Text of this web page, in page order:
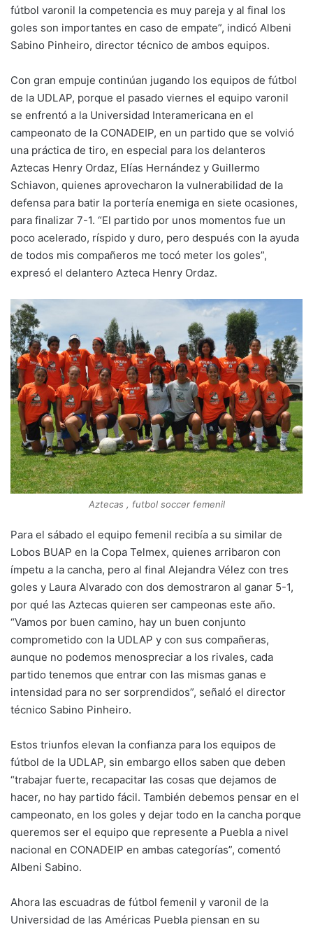
fútbol varonil la competencia es muy pareja y al final los
goles son importantes en caso de empate”, indicó Albeni
Sabino Pinheiro, director técnico de ambos equipos.
Con gran empuje continúan jugando los equipos de fútbol
de la UDLAP, porque el pasado viernes el equipo varonil
se enfrentó a la Universidad Interamericana en el
campeonato de la CONADEIP, en un partido que se volvió
una práctica de tiro, en especial para los delanteros
Aztecas Henry Ordaz, Elías Hernández y Guillermo
Schiavon, quienes aprovecharon la vulnerabilidad de la
defensa para batir la portería enemiga en siete ocasiones,
para finalizar 7-1. “El partido por unos momentos fue un
poco acelerado, ríspido y duro, pero después con la ayuda
de todos mis compañeros me tocó meter los goles”,
expresó el delantero Azteca Henry Ordaz.
Aztecas , futbol soccer femenil
Para el sábado el equipo femenil recibía a su similar de
Lobos BUAP en la Copa Telmex, quienes arribaron con
ímpetu a la cancha, pero al final Alejandra Vélez con tres
goles y Laura Alvarado con dos demostraron al ganar 5-1,
por qué las Aztecas quieren ser campeonas este año.
“Vamos por buen camino, hay un buen conjunto
comprometido con la UDLAP y con sus compañeras,
aunque no podemos menospreciar a los rivales, cada
partido tenemos que entrar con las mismas ganas e
intensidad para no ser sorprendidos”, señaló el director
técnico Sabino Pinheiro.
Estos triunfos elevan la confianza para los equipos de
fútbol de la UDLAP, sin embargo ellos saben que deben
“trabajar fuerte, recapacitar las cosas que dejamos de
hacer, no hay partido fácil. También debemos pensar en el
campeonato, en los goles y dejar todo en la cancha porque
queremos ser el equipo que represente a Puebla a nivel
nacional en CONADEIP en ambas categorías”, comentó
Albeni Sabino.
Ahora las escuadras de fútbol femenil y varonil de la
Universidad de las Américas Puebla piensan en su